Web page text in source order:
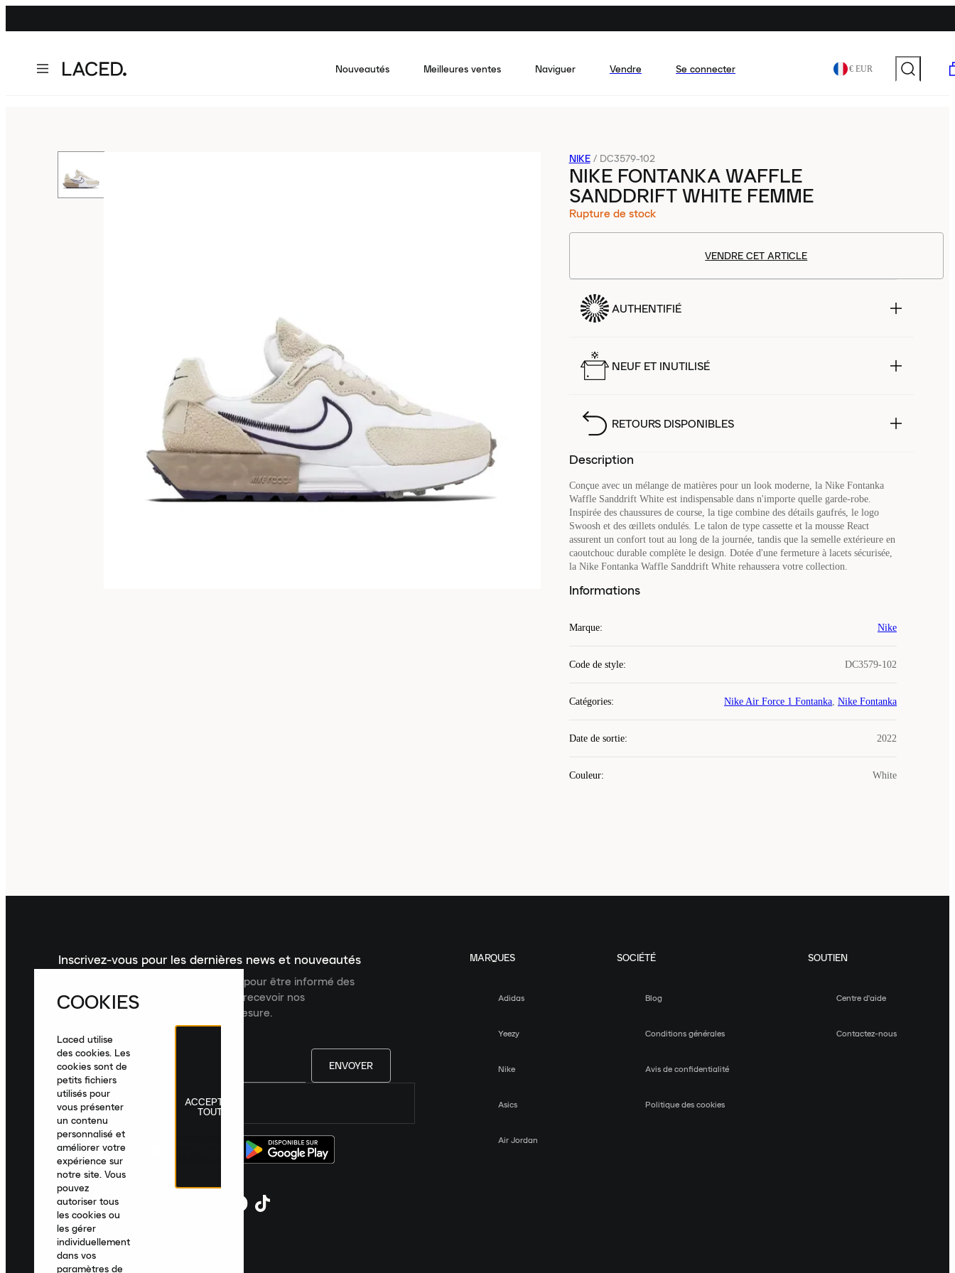
Nouveautés Meilleures ventes Naviguer Vendre Se connecter € EUR
NIKE / DC3579-102
NIKE FONTANKA WAFFLE
SANDDRIFT WHITE FEMME
Rupture de stock
VENDRE CET ARTICLE
AUTHENTIFIÉ
NEUF ET INUTILISÉ
RETOURS DISPONIBLES
Description
Conçue avec un mélange de matières pour un look moderne, la Nike Fontanka
Waffle Sanddrift White est indispensable dans n'importe quelle garde-robe.
Inspirée des chaussures de course, la tige combine des détails gaufrés, le logo
Swoosh et des œillets ondulés. Le talon de type cassette et la mousse React
assurent un confort tout au long de la journée, tandis que la semelle extérieure en
caoutchouc durable complète le design. Dotée d'une fermeture à lacets sécurisée,
la Nike Fontanka Waffle Sanddrift White rehaussera votre collection.
Informations
Marque: Nike
Code de style: DC3579-102
Catégories: Nike Air Force 1 Fontanka, Nike Fontanka
Date de sortie: 2022
Couleur: White
Inscrivez-vous pour les dernières news et nouveautés
Inscrivez-vous à la newsletter Laced pour être informé des
dernières nouveautés, collections et recevoir nos
recommandations de produits sur mesure.
ENVOYER
France|Français
MARQUES
Adidas
Yeezy
Nike
Asics
Air Jordan
SOCIÉTÉ
Blog
Conditions générales
Avis de confidentialité
Politique des cookies
SOUTIEN
Centre d'aide
Contactez-nous
COOKIES
Laced utilise
des cookies. Les
cookies sont de
petits fichiers
utilisés pour
vous présenter
un contenu
personnalisé et
améliorer votre
expérience sur
notre site. Vous
pouvez
autoriser tous
les cookies ou
les gérer
individuellement
dans vos
paramètres de
ACCEPTER
TOUT